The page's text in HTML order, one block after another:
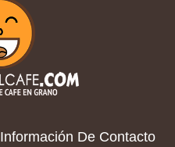
Información De Contacto